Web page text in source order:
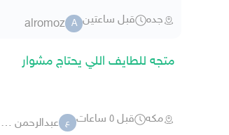
جده قبل ساعتين A
alromoz
متجه للطايف اللي يحتاج مشوار
مكه قبل ٥ ساعات ع عبدالرحمن 202530